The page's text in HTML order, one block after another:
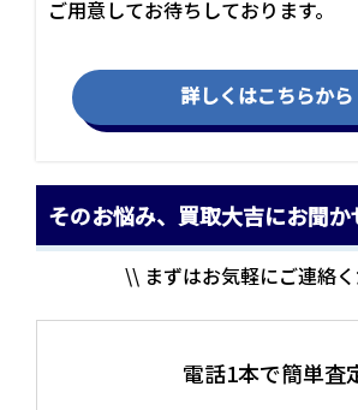
ご用意してお待ちしております。
詳しくはこちらか
そのお悩み、買取大吉にお聞か
\\ まずはお気軽にご連絡
電話1本で簡単査